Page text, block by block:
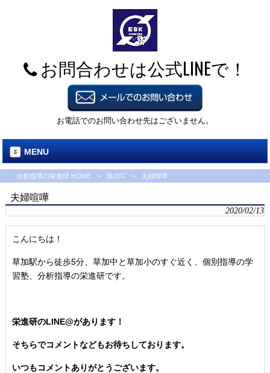
お問合わせは公式LINEで！
お電話でのお問い合わせ先はございません。
MENU
分析指導の栄進研 HOME > BLOG > 夫婦喧嘩
夫婦喧嘩
2020/02/13
こんにちは！
草加駅から徒歩5分、草加中と草加小のすぐ近く、個別指導の学
習塾、分析指導の栄進研です。
栄進研のLINE@があります！
そちらでコメントなどもお待ちしております。
いつもコメントありがとうございます。